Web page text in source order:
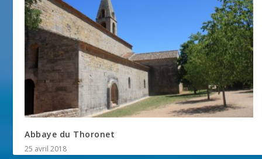
Abbaye du Thoronet
25 avril 2018